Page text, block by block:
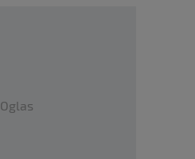
Oglas